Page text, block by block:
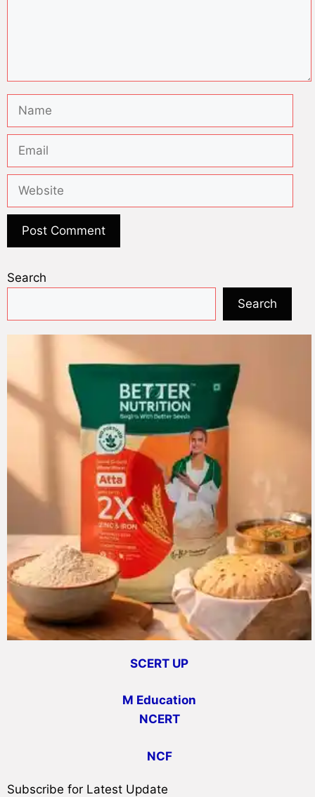
Search
Search
SCERT UP
M Education
NCERT
NCF
Subscribe for Latest Update